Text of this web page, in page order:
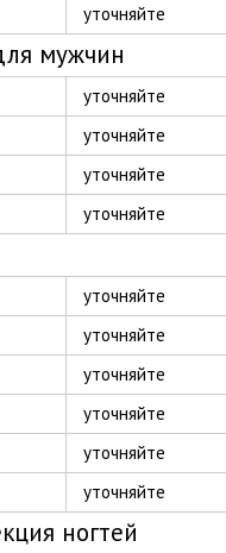
уточняйте
мужчин
уточняйте
уточняйте
уточняйте
уточняйте
уточняйте
уточняйте
уточняйте
уточняйте
уточняйте
уточняйте
ногтей